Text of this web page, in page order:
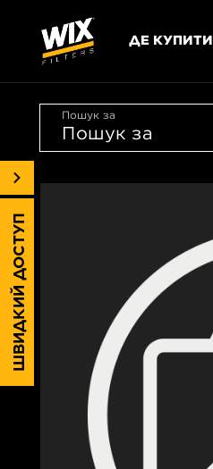
ДЕ КУПИТИ
Пошук за
ШВИДКИЙ ДОСТУП